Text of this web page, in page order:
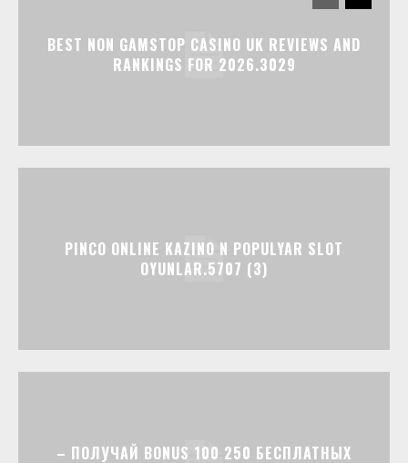
BEST NON GAMSTOP CASINO UK REVIEWS AND
RANKINGS FOR 2026.3029
PINCO ONLINE KAZINO N POPULYAR SLOT
OYUNLAR.5707 (3)
– ПОЛУЧАЙ BONUS 100 250 БЕСПЛАТНЫХ